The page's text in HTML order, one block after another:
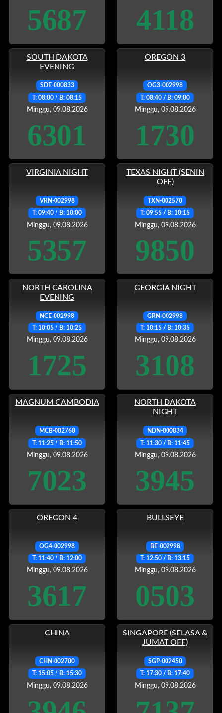
5687 4118
SOUTH DAKOTA
EVENING
SDE-000833
T: 08:00 / B: 08:15
Minggu, 09.08.2026
6301
OREGON 3
OG3-002998
T: 08:40 / B: 09:00
Minggu, 09.08.2026
1730
VIRGINIA NIGHT
VRN-002998
T: 09:40 / B: 10:00
Minggu, 09.08.2026
5357
TEXAS NIGHT (SENIN
OFF)
TXN-002570
T: 09:55 / B: 10:15
Minggu, 09.08.2026
9850
NORTH CAROLINA
EVENING
NCE-002998
T: 10:05 / B: 10:25
Minggu, 09.08.2026
1725
GEORGIA NIGHT
GRN-002998
T: 10:15 / B: 10:35
Minggu, 09.08.2026
3108
MAGNUM CAMBODIA
MCB-002768
T: 11:25 / B: 11:50
Minggu, 09.08.2026
7023
NORTH DAKOTA
NIGHT
NDN-000834
T: 11:30 / B: 11:45
Minggu, 09.08.2026
3945
OREGON 4
OG4-002998
T: 11:40 / B: 12:00
Minggu, 09.08.2026
3617
BULLSEYE
BE-002998
T: 12:50 / B: 13:15
Minggu, 09.08.2026
0503
CHINA
CHN-002700
T: 15:05 / B: 15:30
Minggu, 09.08.2026
SINGAPORE (SELASA &
JUMAT OFF)
SGP-002450
T: 17:30 / B: 17:40
Minggu, 09.08.2026